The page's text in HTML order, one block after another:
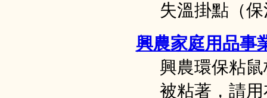
失溫掛點（
興農家庭用品事
興農環保粘
被粘著，請